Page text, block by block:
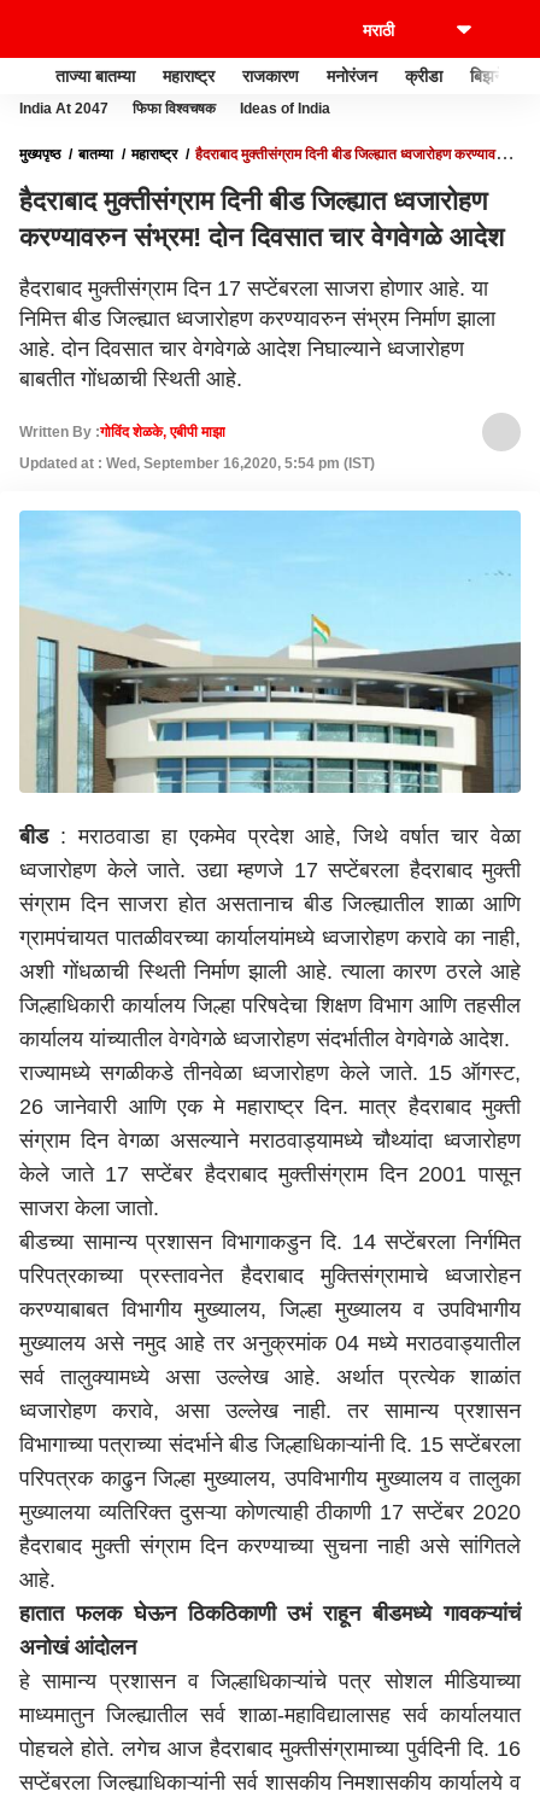
ताज्या बातम्या महाराष्ट्र राजकारण मनोरंजन क्रीडा बिझनेस
India At 2047 फिफा विश्वचषक Ideas of India
मुख्यपृष्ठ बातम्या महाराष्ट्र
हैदराबाद मुक्तीसंग्राम दिनी बीड जिल्ह्यात ध्वजारोहण करण्यावरुन
हैदराबाद मुक्तीसंग्राम दिनी बीड जिल्ह्यात ध्वजारोहण
करण्यावरुन संभ्रम! दोन दिवसात चार वेगवेगळे आदेश
हैदराबाद मुक्तीसंग्राम दिन 17 सप्टेंबरला साजरा होणार आहे. या
निमित्त बीड जिल्ह्यात ध्वजारोहण करण्यावरुन संभ्रम निर्माण झाला
आहे. दोन दिवसात चार वेगवेगळे आदेश निघाल्याने ध्वजारोहण
बाबतीत गोंधळाची स्थिती आहे.
Written By :गोविंद शेळके, एबीपी माझा
Updated at : Wed, September 16,2020, 5:54 pm (IST)
बीड: मराठवाडा हा एकमेव प्रदेश आहे, जिथे वर्षात चार वेळा
ध्वजारोहण केले जाते. उद्या म्हणजे 17 सप्टेंबरला हैदराबाद मुक्ती
संग्राम दिन साजरा होत असतानाच बीड जिल्ह्यातील शाळा आणि
ग्रामपंचायत पातळीवरच्या कार्यालयांमध्ये ध्वजारोहण करावे का नाही,
अशी गोंधळाची स्थिती निर्माण झाली आहे. त्याला कारण ठरले आहे
जिल्हाधिकारी कार्यालय जिल्हा परिषदेचा शिक्षण विभाग आणि तहसील
कार्यालय यांच्यातील वेगवेगळे ध्वजारोहण संदर्भातील वेगवेगळे आदेश.
राज्यामध्ये सगळीकडे तीनवेळा ध्वजारोहण केले जाते. 15 ऑगस्ट,
26 जानेवारी आणि एक मे महाराष्ट्र दिन. मात्र हैदराबाद मुक्ती
संग्राम दिन वेगळा असल्याने मराठवाड्यामध्ये चौथ्यांदा ध्वजारोहण
केले जाते 17 सप्टेंबर हैदराबाद मुक्तीसंग्राम दिन 2001 पासून
साजरा केला जातो.
बीडच्या सामान्य प्रशासन विभागाकडुन दि. 14 सप्टेंबरला निर्गमित
परिपत्रकाच्या प्रस्तावनेत हैदराबाद मुक्तिसंग्रामाचे ध्वजारोहन
करण्याबाबत विभागीय मुख्यालय, जिल्हा मुख्यालय व उपविभागीय
मुख्यालय असे नमुद आहे तर अनुक्रमांक 04 मध्ये मराठवाड्यातील
सर्व तालुक्यामध्ये असा उल्लेख आहे. अर्थात प्रत्येक शाळांत
ध्वजारोहण करावे, असा उल्लेख नाही. तर सामान्य प्रशासन
विभागाच्या पत्राच्या संदर्भाने बीड जिल्हाधिकाऱ्यांनी दि. 15 सप्टेंबरला
परिपत्रक काढुन जिल्हा मुख्यालय, उपविभागीय मुख्यालय व तालुका
मुख्यालया व्यतिरिक्त दुसऱ्या कोणत्याही ठीकाणी 17 सप्टेंबर 2020
हैदराबाद मुक्ती संग्राम दिन करण्याच्या सुचना नाही असे सांगितले
आहे.
हातात फलक घेऊन ठिकठिकाणी उभं राहून बीडमध्ये गावकऱ्यांचं
अनोखं आंदोलन
हे सामान्य प्रशासन व जिल्हाधिकाऱ्यांचे पत्र सोशल मीडियाच्या
माध्यमातुन जिल्ह्यातील सर्व शाळा-महाविद्यालासह सर्व कार्यालयात
पोहचले होते. लगेच आज हैदराबाद मुक्तीसंग्रामाच्या पुर्वदिनी दि. 16
सप्टेंबरला जिल्ह्याधिकाऱ्यांनी सर्व शासकीय निमशासकीय कार्यालये व